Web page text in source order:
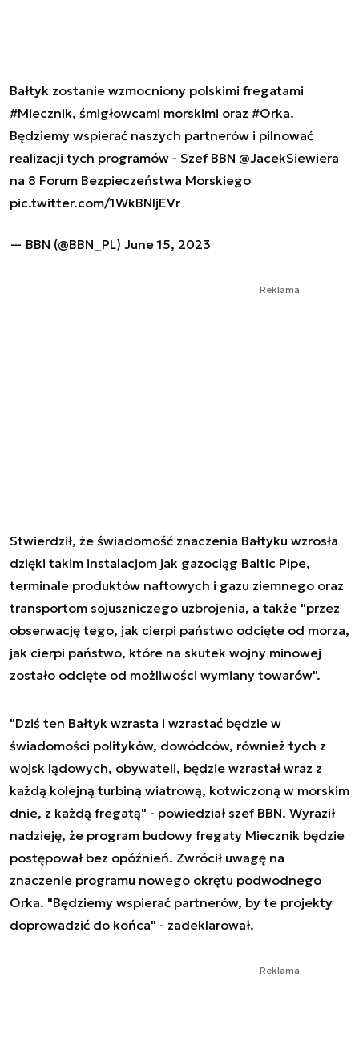
Bałtyk zostanie wzmocniony polskimi fregatami
#Miecznik, śmigłowcami morskimi oraz #Orka.
Będziemy wspierać naszych partnerów i pilnować
realizacji tych programów - Szef BBN @JacekSiewiera
na 8 Forum Bezpieczeństwa Morskiego
pic.twitter.com/1WkBNIjEVr
— BBN (@BBN_PL) June 15, 2023
Reklama
Stwierdził, że świadomość znaczenia Bałtyku wzrosła
dzięki takim instalacjom jak gazociąg Baltic Pipe,
terminale produktów naftowych i gazu ziemnego oraz
transportom sojuszniczego uzbrojenia, a także "przez
obserwację tego, jak cierpi państwo odcięte od morza,
jak cierpi państwo, które na skutek wojny minowej
zostało odcięte od możliwości wymiany towarów".
"Dziś ten Bałtyk wzrasta i wzrastać będzie w
świadomości polityków, dowódców, również tych z
wojsk lądowych, obywateli, będzie wzrastał wraz z
każdą kolejną turbiną wiatrową, kotwiczoną w morskim
dnie, z każdą fregatą" - powiedział szef BBN. Wyraził
nadzieję, że program budowy fregaty Miecznik będzie
postępował bez opóźnień. Zwrócił uwagę na
znaczenie programu nowego okrętu podwodnego
Orka. "Będziemy wspierać partnerów, by te projekty
doprowadzić do końca" - zadeklarował.
Reklama